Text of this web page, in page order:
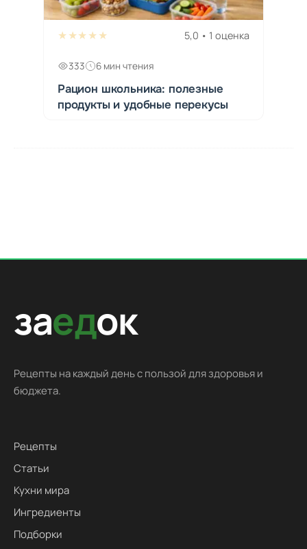
★★★★★ 5,0 • 1 оценка
333 6 мин чтения
Рацион школьника: полезные
продукты и удобные перекусы
заедок
Рецепты на каждый день с пользой для здоровья и
бюджета.
Рецепты
Статьи
Кухни мира
Ингредиенты
Подборки